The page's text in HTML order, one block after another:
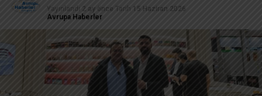
Yayınlandı 2 ay önce Tarih 15 Haziran 2026
Avrupa Haberler